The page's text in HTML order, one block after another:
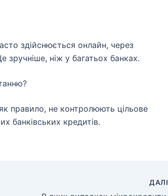
здійснюється онлайн, через
зручніше, ніж у багатьох банках.
як правило, не контролюють цільове
банківських кредитів.
ДАЛІ